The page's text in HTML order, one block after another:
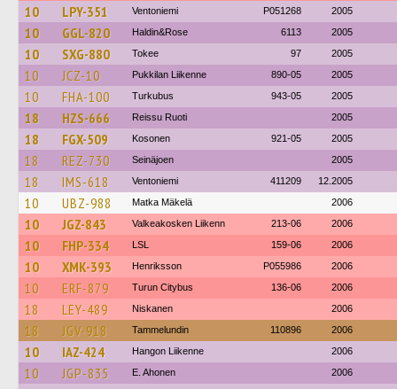
10 LPY-351 Ventoniemi P051268 2005
10 GGL-820 Haldin&Rose 6113 2005
10 SXG-880 Tokee 97 2005
10 JCZ-10 Pukkilan Liikenne 890-05 2005
10 FHA-100 Turkubus 943-05 2005
18 HZS-666 Reissu Ruoti 2005
18 FGX-509 Kosonen 921-05 2005
18 REZ-730 Seinäjoen 2005
18 IMS-618 Ventoniemi 411209 12.2005
10 UBZ-988 Matka Mäkelä 2006
10 JGZ-843 Valkeakosken Liikenn 213-06 2006
10 FHP-334 LSL 159-06 2006
10 XMK-393 Henriksson P055986 2006
10 ERF-879 Turun Citybus 136-06 2006
18 LEY-489 Niskanen 2006
18 JGV-918 Tammelundin 110896 2006
10 IAZ-424 Hangon Liikenne 2006
10 JGP-835 E. Ahonen 2006